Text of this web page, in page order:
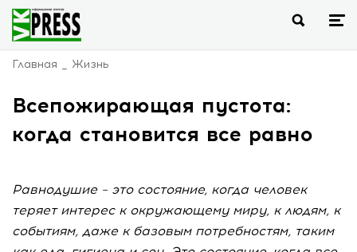
Главная Жизнь
Всепожирающая пустота:
когда становится все равно
Равнодушие – это состояние, когда человек
теряет интерес к окружающему миру, к людям, к
событиям, даже к базовым потребностям, таким